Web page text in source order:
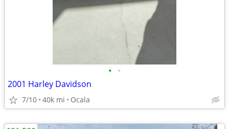
• •
2001 Harley Davidson
7/10 40k mi Ocala